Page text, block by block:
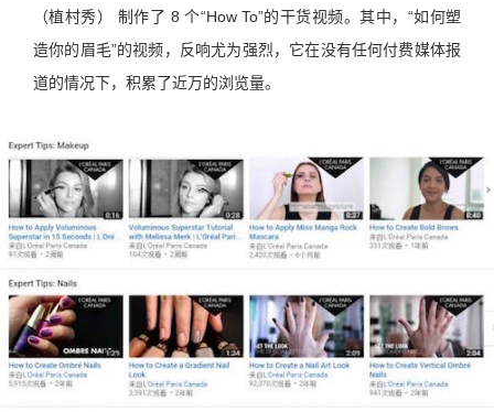
（植村秀） 制作了 8 个“How To”的干货视频。其中，“如何塑
造你的眉毛”的视频，反响尤为强烈，它在没有任何付费媒体报
道的情况下，积累了近万的浏览量。